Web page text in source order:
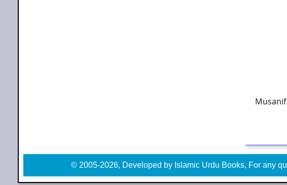
© 2005-2026, Developed by Islamic Urdu Books, For any